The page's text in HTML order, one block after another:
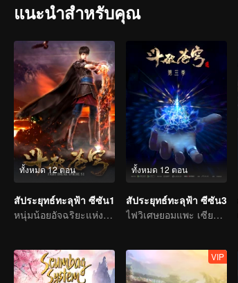
แนะนำสำหรับคุณ
ทั้งหมด 12 ตอน
สัประยุทธ์ทะลุฟ้า ซีซัน1
หนุ่มน้อยอัจฉริยะแห่งโลกปราณยุทธ
ทั้งหมด 12 ตอน
สัประยุทธ์ทะลุฟ้า ซีซัน3
ไฟวิเศษยอมแพะ เซียวเหยียนรู้ซึ้งและใช้เป็นทักษะพุทธพิโรธบัวไฟ
VIP